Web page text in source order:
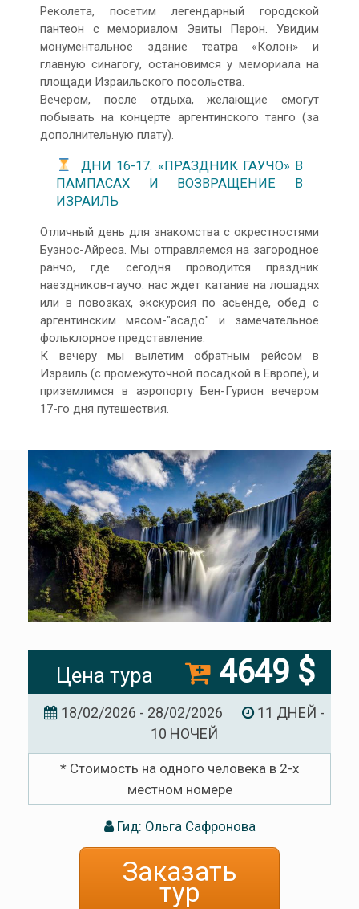
Реколета, посетим легендарный городской
пантеон с мемориалом Эвиты Перон. Увидим
монументальное здание театра «Колон» и
главную синагогу, остановимся у мемориала на
площади Израильского посольства.
Вечером, после отдыха, желающие смогут
побывать на концерте аргентинского танго (за
дополнительную плату).
ДНИ 16-17. «ПРАЗДНИК ГАУЧО» В
ПАМПАСАХ И ВОЗВРАЩЕНИЕ В
ИЗРАИЛЬ
Отличный день для знакомства с окрестностями
Буэнос-Айреса. Мы отправляемся на загородное
ранчо, где сегодня проводится праздник
наездников-гаучо: нас ждет катание на лошадях
или в повозках, экскурсия по асьенде, обед с
аргентинским мясом-"асадо" и замечательное
фольклорное представление.
К вечеру мы вылетим обратным рейсом в
Израиль (с промежуточной посадкой в Европе), и
приземлимся в аэропорту Бен-Гурион вечером
17-го дня путешествия.
Цена тура 4649 $
18/02/2026 - 28/02/2026
11 ДНЕЙ -
10 НОЧЕЙ
* Стоимость на одного человека в 2-х
местном номере
Гид: Ольга Сафронова
Заказать
тур